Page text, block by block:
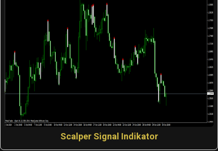
Scalper Signal Indikator